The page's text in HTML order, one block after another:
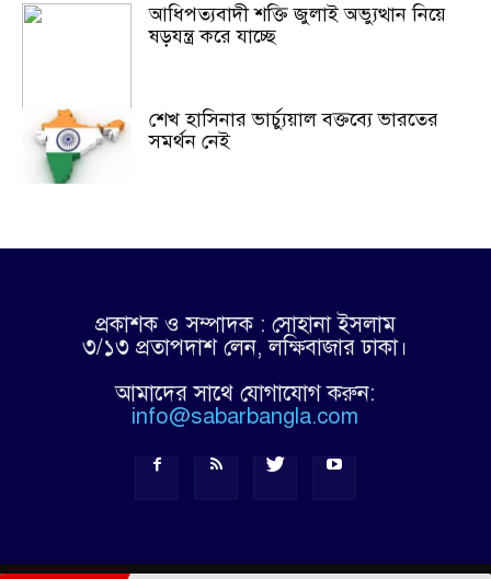
আধিপত্যবাদী শক্তি জুলাই অভ্যুত্থান নিয়ে
ষড়যন্ত্র করে যাচ্ছে
শেখ হাসিনার ভার্চ্যুয়াল বক্তব্যে ভারতের
সমর্থন নেই
প্রকাশক ও সম্পাদক : সোহানা ইসলাম
৩/১৩ প্রতাপদাশ লেন, লক্ষিবাজার ঢাকা।
আমাদের সাথে যোগাযোগ করুন:
info@sabarbangla.com